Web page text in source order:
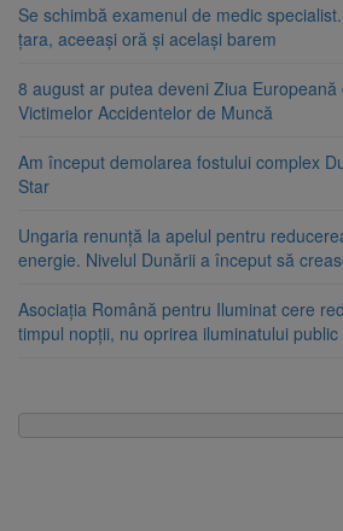
Se schimbă examenul de medic
țara, aceeași oră și același barem
8 august ar putea deveni Ziua
Victimelor Accidentelor de Muncă
Am început demolarea fostului complex
Star
Ungaria renunță la apelul pentru
energie. Nivelul Dunării a început să
Asociația Română pentru Iluminat cere
timpul nopții, nu oprirea iluminatului public